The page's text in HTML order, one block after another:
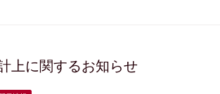
上に関するお知らせ